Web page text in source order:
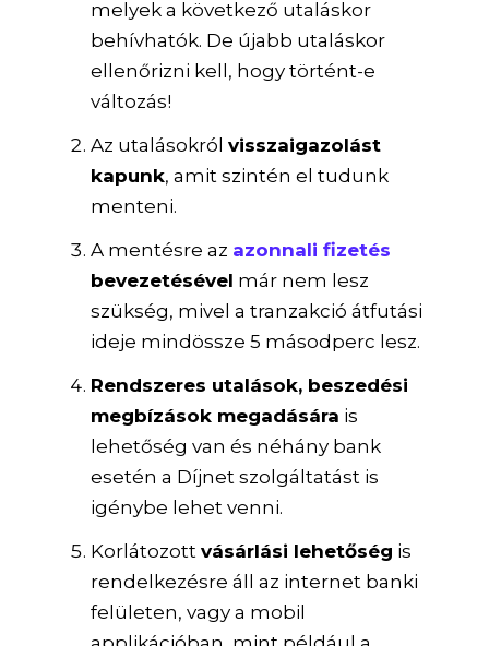
melyek a következő utaláskor
behívhatók. De újabb utaláskor
ellenőrizni kell, hogy történt-e
változás!
Az utalásokrólvisszaigazolást
kapunk, amit szintén el tudunk
menteni.
A mentésre az azonnali fizetés
bevezetésével már nem lesz
szükség, mivel a tranzakció átfutási
ideje mindössze 5 másodperc lesz.
Rendszeres utalások, beszedési
megbízások megadására is
lehetőség van és néhány bank
esetén a Díjnet szolgáltatást is
igénybe lehet venni.
Korlátozottvásárlási lehetőség is
rendelkezésre áll az internet banki
felületen, vagy a mobil